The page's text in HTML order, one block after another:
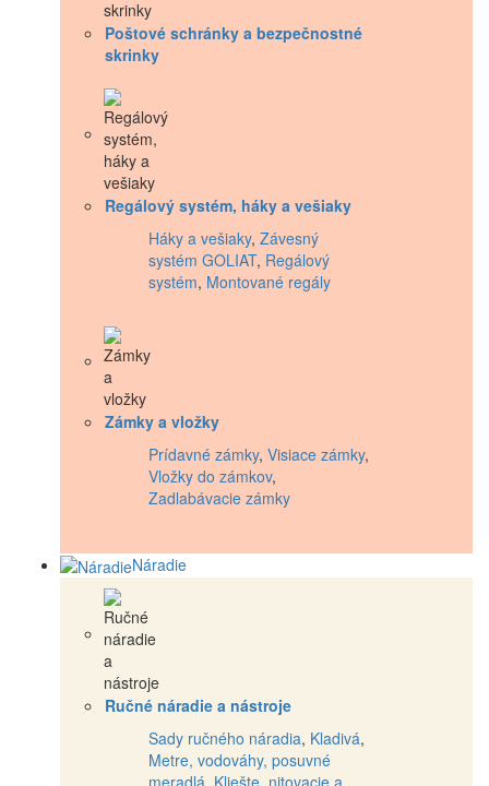
Poštové schránky a bezpečnostné
skrinky
Regálový systém, háky a vešiaky
Háky a vešiaky, Závesný
systém GOLIAT, Regálový
systém, Montované regály
Zámky a vložky
Prídavné zámky, Visiace zámky,
Vložky do zámkov,
Zadlabávacie zámky
Náradie
Ručné náradie a nástroje
Sady ručného náradia, Kladivá,
Metre, vodováhy, posuvné